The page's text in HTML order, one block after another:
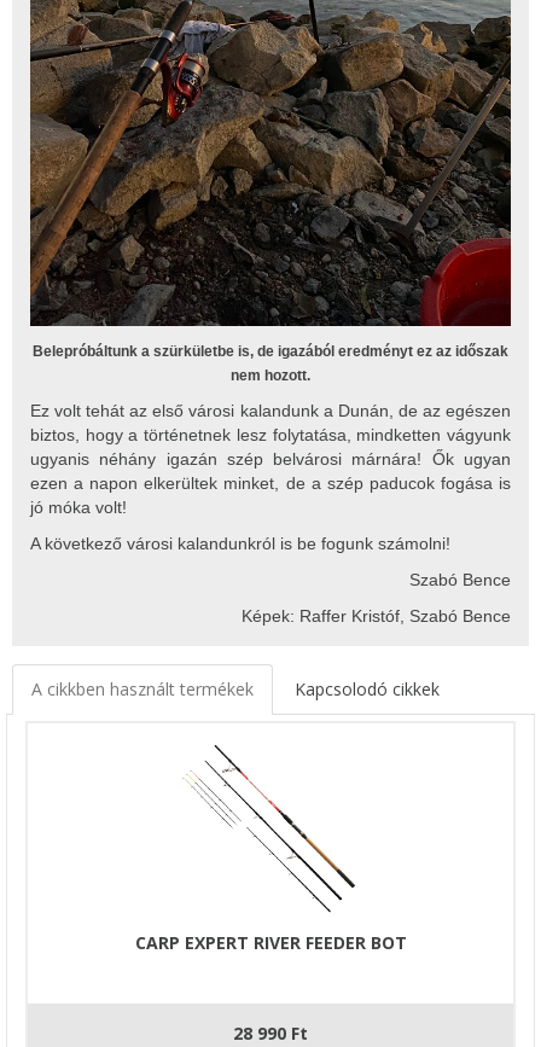
Belepróbáltunk a szürkületbe is, de igazából eredményt ez az időszak
nem hozott.
Ez volt tehát az első városi kalandunk a Dunán, de az egészen
biztos, hogy a történetnek lesz folytatása, mindketten vágyunk
ugyanis néhány igazán szép belvárosi márnára! Ők ugyan
ezen a napon elkerültek minket, de a szép paducok fogása is
jó móka volt!
A következő városi kalandunkról is be fogunk számolni!
Szabó Bence
Képek: Raffer Kristóf, Szabó Bence
A cikkben használt termékek Kapcsolodó cikkek
CARP EXPERT RIVER FEEDER BOT
28 990 Ft